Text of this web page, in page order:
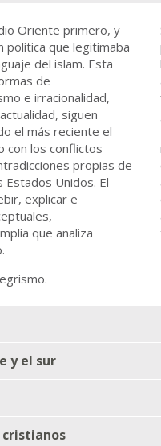
Oriente primero, y
política que legitimaba
del islam. Esta
de
e irracionalidad,
siguen
el más reciente el
con los conflictos
propias de
Unidos. El
explicar e
que analiza
y el sur